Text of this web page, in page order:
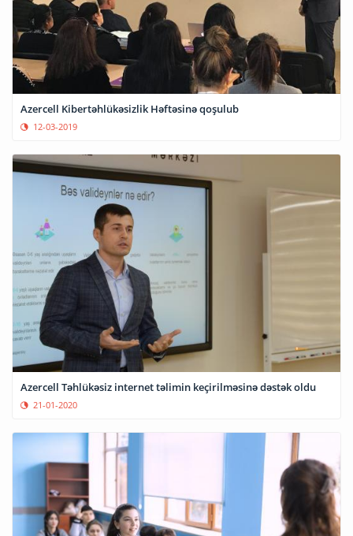
Azercell Kibertəhlükəsizlik Həftəsinə qoşulub
12-03-2019
Azercell Təhlükəsiz internet təlimin keçirilməsinə dəstək oldu
21-01-2020